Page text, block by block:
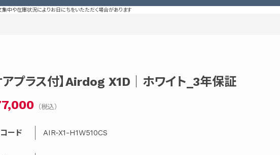
中や在庫状況によりお日にちをいたただく場合があります
アプラス付】Airdog X1D｜ホワイト_3年保証
ード AIR-X1-H1W510CS